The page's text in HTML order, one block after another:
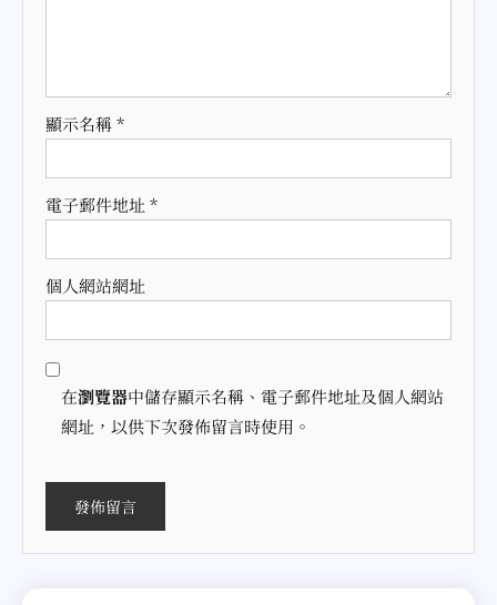
顯示名稱*
電子郵件地址 *
個人網站網址
在瀏覽器中儲存顯示名稱、電子郵件地址及個人網站
網址，以供下次發佈留言時使用。